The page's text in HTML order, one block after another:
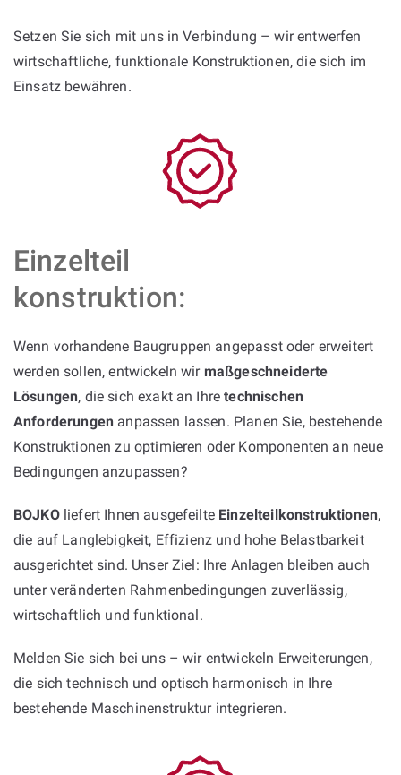
Setzen Sie sich mit uns in Verbindung – wir entwerfen
wirtschaftliche, funktionale Konstruktionen, die sich im
Einsatz bewähren.
Einzelteil
konstruktion:
Wenn vorhandene Baugruppen angepasst oder erweitert
werden sollen, entwickeln wir maßgeschneiderte
Lösungen, die sich exakt an Ihretechnischen
Anforderungen anpassen lassen. Planen Sie, bestehende
Konstruktionen zu optimieren oder Komponenten an neue
Bedingungen anzupassen?
BOJKOliefert Ihnen ausgefeilte Einzelteilkonstruktionen,
die auf Langlebigkeit, Effizienz und hohe Belastbarkeit
ausgerichtet sind. Unser Ziel: Ihre Anlagen bleiben auch
unter veränderten Rahmenbedingungen zuverlässig,
wirtschaftlich und funktional.
Melden Sie sich bei uns – wir entwickeln Erweiterungen,
die sich technisch und optisch harmonisch in Ihre
bestehende Maschinenstruktur integrieren.